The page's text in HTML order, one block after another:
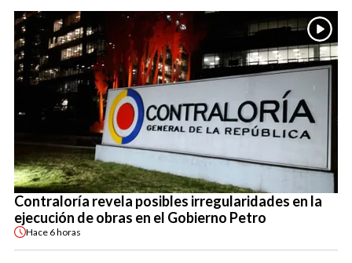
Contraloría revela posibles irregularidades en la
ejecución de obras en el Gobierno Petro
Hace 6 horas